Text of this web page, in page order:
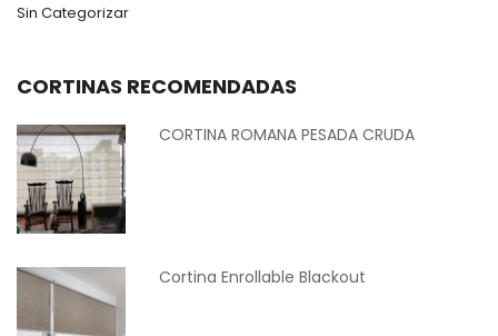
Sin Categorizar
CORTINAS RECOMENDADAS
CORTINA ROMANA PESADA CRUDA
Cortina Enrollable Blackout